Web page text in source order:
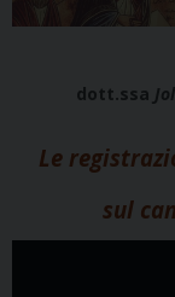
dott.ssa
Le
sul